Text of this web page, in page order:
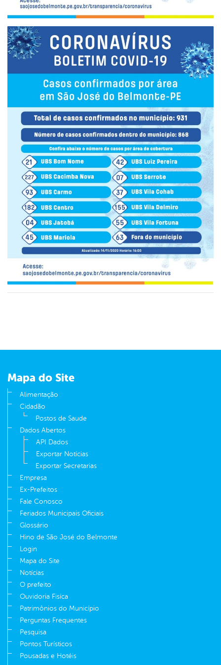
Mapa do Site
Alimentação
Cidadão
Postos de Saude
Dados Abertos
API Dados
Exportar Notícias
Exportar Secretarias
Empresa
Ex-Prefeitos
Fale Conosco
Feriados Municipais Oficiais
Glossário
Hino de São José do Belmonte
Login
Mapa do Site
Notícias
O prefeito
Ouvidoria Fisíca
Patrimônios do Município
Perguntas Frequentes
Pesquisa
Pontos Turísticos
Pousadas e Hotéis